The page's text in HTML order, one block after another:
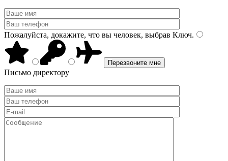
Пожалуйста, докажите, что вы человек, выбрав Ключ.
Письмо директору